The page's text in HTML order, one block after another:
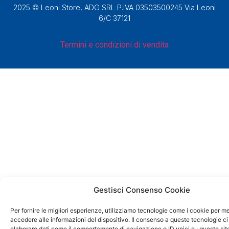
Gestisci Consenso Cookie
Per fornire le migliori esperienze, utilizziamo tecnologie come i cookie per
accedere alle informazioni del dispositivo. Il consenso a queste tecnologie
2025 © Leoni Store, ADG SRL P.IVA 03503500245 Via Leoni
6/C 37121
Termini e condizioni di vendita